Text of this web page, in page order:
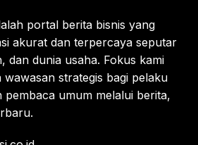
portal berita bisnis yang
akurat dan terpercaya seputar
dan dunia usaha. Fokus kami
strategis bagi pelaku
pembaca umum melalui berita,